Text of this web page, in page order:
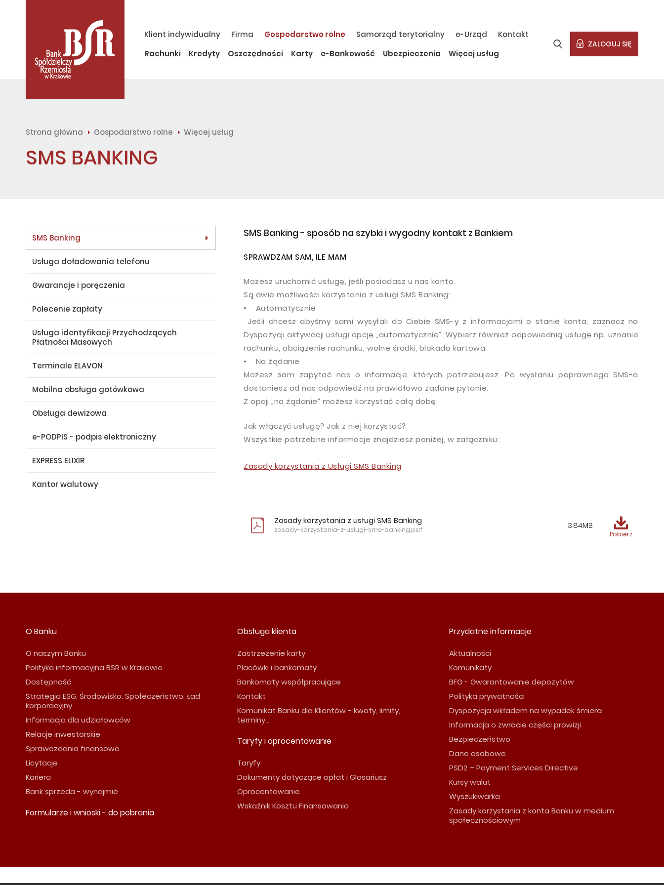
Klient indywidualny Firma Gospodarstwo rolne Samorząd terytorialny e-Urząd
Kontakt
Rachunki
Kredyty Oszczędności Karty e-Bankowość Ubezpieczenia Więcej usług
ZALOGUJ SIĘ
Strona główna Gospodarstwo rolne Więcej usług
SMS BANKING
SMS Banking
Usługa doładowania telefonu
Gwarancje i poręczenia
Polecenie zapłaty
Usługa identyfikacji Przychodzących
Płatności Masowych
Terminale ELAVON
Mobilna obsługa gotówkowa
Obsługa dewizowa
e-PODPIS - podpis elektroniczny
EXPRESS ELIXIR
Kantor walutowy
SMS Banking - sposób na szybki i wygodny kontakt z Bankiem
SPRAWDZAM SAM, ILE MAM
Możesz uruchomić usługę, jeśli posiadasz u nas konto.
Są dwie możliwości korzystania z usługi SMS Banking:
• Automatycznie
Jeśli chcesz abyśmy sami wysyłali do Ciebie SMS-y z informacjami o stanie konta, zaznacz na
Dyspozycji aktywacji usługi opcję „automatycznie”. Wybierz również odpowiednią usługę np. uznanie
rachunku, obciążenie rachunku, wolne środki, blokada kartowa.
• Na żądanie
Możesz sam zapytać nas o informacje, których potrzebujesz. Po wysłaniu poprawnego SMS-a
dostaniesz od nas odpowiedź na prawidłowo zadane pytanie.
Z opcji „na żądanie” możesz korzystać całą dobę.
Jak włączyć usługę? Jak z niej korzystać?
Wszystkie potrzebne informacje znajdziesz poniżej, w załączniku:
Zasady korzystania z Usługi SMS Banking
Zasady korzystania z usługi SMS Banking
zasady-korzystania-z-uslugi-sms-banking.pdf 3.84MB
Pobierz
O Banku
O naszym Banku
Polityka informacyjna BSR w Krakowie
Dostępność
Strategia ESG. Środowisko. Społeczeństwo. Ład
korporacyjny
Informacja dla udziałowców
Relacje inwestorskie
Sprawozdania finansowe
Licytacje
Kariera
Bank sprzeda - wynajmie
Formularze i wnioski - do pobrania
Obsługa klienta
Zastrzeżenie karty
Placówki i bankomaty
Bankomaty współpracujące
Kontakt
Komunikat Banku dla Klientów - kwoty, limity,
terminy...
Taryfy i oprocentowanie
Taryfy
Dokumenty dotyczące opłat i Glosariusz
Oprocentowanie
Wskaźnik Kosztu Finansowania
Przydatne informacje
Aktualności
Komunikaty
BFG - Gwarantowanie depozytów
Polityka prywatności
Dyspozycja wkładem na wypadek śmierci
Informacja o zwrocie części prowizji
Bezpieczeństwo
Dane osobowe
PSD2 – Payment Services Directive
Kursy walut
Wyszukiwarka
Zasady korzystania z konta Banku w medium
społecznościowym